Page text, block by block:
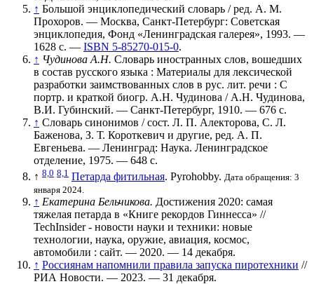
↑ Большой энциклопедический словарь / ред. А. М.
Прохоров. — Москва, Санкт-Петербург: Советская
энциклопедия, Фонд «Ленинградская галерея», 1993. —
1628 с. — ISBN 5-85270-015-0.
↑ Чудинова А.Н. Словарь иностранных слов, вошедших
в состав русского языка : Материалы для лексической
разработки заимствованных слов в рус. лит. речи : С
портр. и краткой биогр. А.Н. Чудинова / А.Н. Чудинова,
В.И. Губинский. — Санкт-Петербург, 1910. — 676 с.
↑ Словарь синонимов / сост. Л. П. Алекторова, С. Л.
Баженова, З. Т. Короткевич и другие, ред. А. П.
Евгеньева. — Ленинград: Наука. Ленинградское
отделение, 1975. — 648 с.
↑ 8,0 8,1 Петарда фитильная. Pyrohobby. Дата обращения: 3
января 2024.
↑ Екатерина Бельчикова. Достижения 2020: самая
тяжелая петарда в «Книге рекордов Гиннесса» //
TechInsider - новости науки и техники: новые
технологии, наука, оружие, авиация, космос,
автомобили : сайт. — 2020. — 14 декабря.
↑ Россиянам напомнили правила запуска пиротехники //
РИА Новости. — 2023. — 31 декабря.